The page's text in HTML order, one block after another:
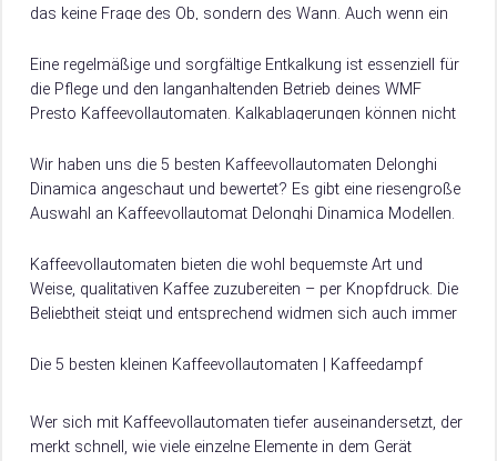
das keine Frage des Ob, sondern des Wann. Auch wenn ein
Eine regelmäßige und sorgfältige Entkalkung ist essenziell für
die Pflege und den langanhaltenden Betrieb deines WMF
Presto Kaffeevollautomaten. Kalkablagerungen können nicht
den…
Wir haben uns die 5 besten Kaffeevollautomaten Delonghi
Dinamica angeschaut und bewertet? Es gibt eine riesengroße
Auswahl an Kaffeevollautomat Delonghi Dinamica Modellen.
wir dir hier, worauf es beim Kauf von Kaffeevollautomat
Delonghi Dinamica ankommt.
Kaffeevollautomaten bieten die wohl bequemste Art und
Weise, qualitativen Kaffee zuzubereiten – per Knopfdruck. Die
Beliebtheit steigt und entsprechend widmen sich auch immer
Die 5 besten kleinen Kaffeevollautomaten | Kaffeedampf
Wer sich mit Kaffeevollautomaten tiefer auseinandersetzt, der
merkt schnell, wie viele einzelne Elemente in dem Gerät